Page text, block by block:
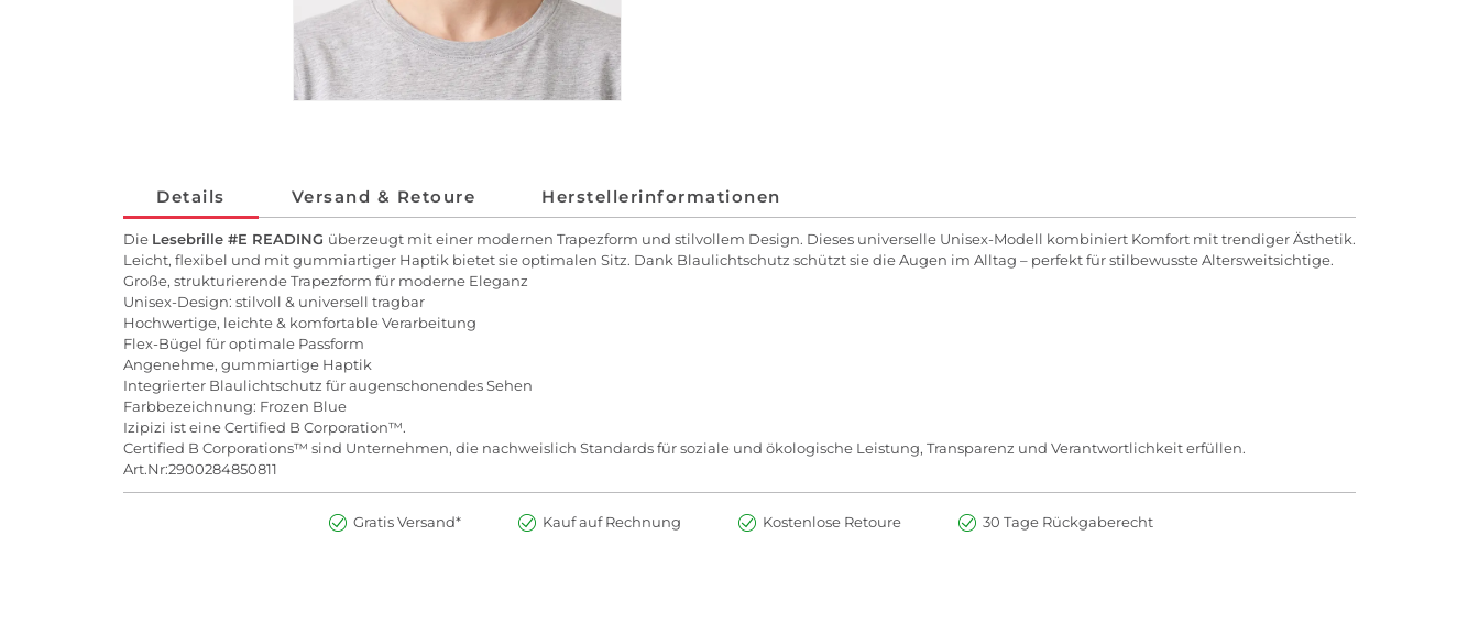
Details Versand & Retoure Herstellerinformationen
Die Lesebrille #E READING überzeugt mit einer modernen Trapezform und stilvollem Design. Dieses universelle Unisex-Modell kombiniert Komfort mit trendiger Ästhetik.
Leicht, flexibel und mit gummiartiger Haptik bietet sie optimalen Sitz. Dank Blaulichtschutz schützt sie die Augen im Alltag – perfekt für stilbewusste Altersweitsichtige.
Große, strukturierende Trapezform für moderne Eleganz
Unisex-Design: stilvoll & universell tragbar
Hochwertige, leichte & komfortable Verarbeitung
Flex-Bügel für optimale Passform
Angenehme, gummiartige Haptik
Integrierter Blaulichtschutz für augenschonendes Sehen
Farbbezeichnung: Frozen Blue
Izipizi ist eine Certified B Corporation™.
Certified B Corporations™ sind Unternehmen, die nachweislich Standards für soziale und ökologische Leistung, Transparenz und Verantwortlichkeit erfüllen.
Art.Nr:2900284850811
Gratis Versand* Kauf auf Rechnung Kostenlose Retoure 30 Tage Rückgaberecht